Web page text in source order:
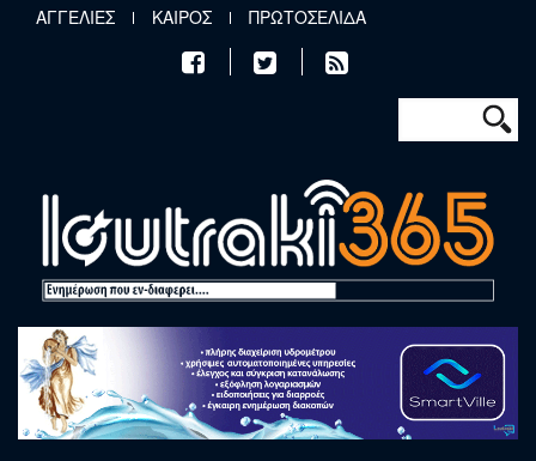
Παράκαμψη προς το κυρίως περιεχόμενο
ΑΓΓΕΛΙΕΣ ΚΑΙΡΟΣ ΠΡΩΤΟΣΕΛΙΔΑ
Φόρμα
Αναζήτηση